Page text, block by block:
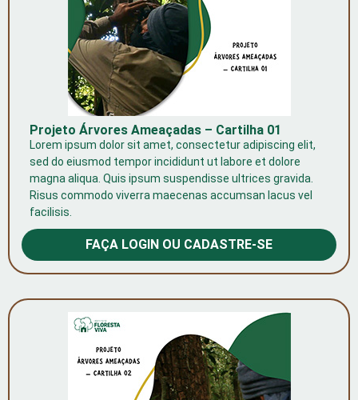
Projeto Árvores Ameaçadas – Cartilha 01
Lorem ipsum dolor sit amet, consectetur adipiscing elit,
sed do eiusmod tempor incididunt ut labore et dolore
magna aliqua. Quis ipsum suspendisse ultrices gravida.
Risus commodo viverra maecenas accumsan lacus vel
facilisis.
FAÇA LOGIN OU CADASTRE-SE